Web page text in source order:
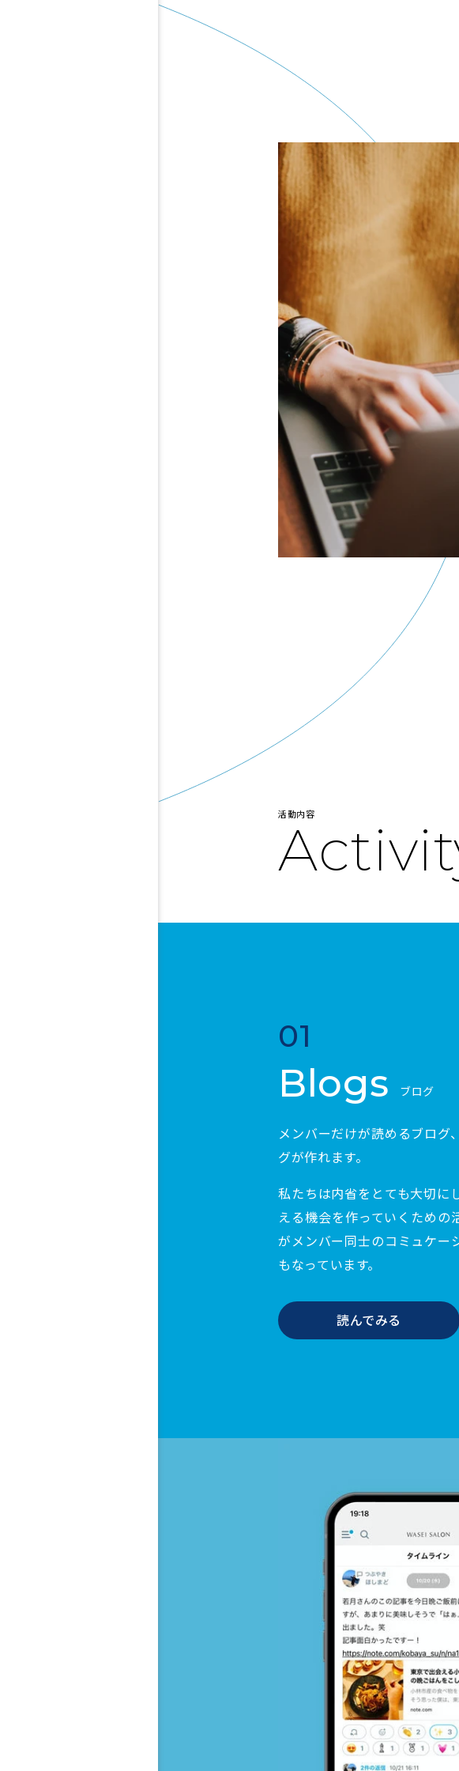
活動内容
01
Blogs ブログ
メンバーだけが読めるブログ
グが作れます。
私たちは内省をとても大切に
える機会を作っていくための
がメンバー同士のコミュケー
もなっています。
読んでみる